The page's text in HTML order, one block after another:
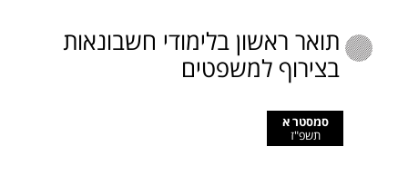
תואר ראשון בלימודי חשבונאות
בצירוף למשפטים
סמסטר א
תשפ"ז